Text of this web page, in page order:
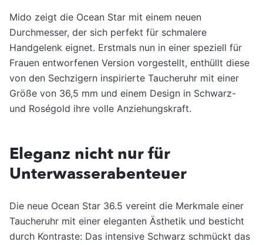
Mido zeigt die Ocean Star mit einem neuen
Durchmesser, der sich perfekt für schmalere
Handgelenk eignet. Erstmals nun in einer speziell für
Frauen entworfenen Version vorgestellt, enthüllt diese
von den Sechzigern inspirierte Taucheruhr mit einer
Größe von 36,5 mm und einem Design in Schwarz-
und Roségold ihre volle Anziehungskraft.
Eleganz nicht nur für
Unterwasserabenteuer
Die neue Ocean Star 36.5 vereint die Merkmale einer
Taucheruhr mit einer eleganten Ästhetik und besticht
durch Kontraste: Das intensive Schwarz schmückt das